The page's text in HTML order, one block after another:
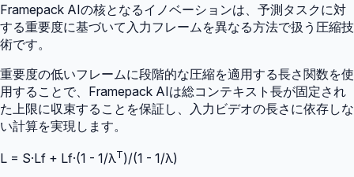
Framepack AIの核となるイノベーションは、予測タスクに対
する重要度に基づいて入力フレームを異なる方法で扱う圧縮技
術です。
重要度の低いフレームに段階的な圧縮を適用する長さ関数を使
用することで、Framepack AIは総コンテキスト長が固定され
た上限に収束することを保証し、入力ビデオの長さに依存しな
い計算を実現します。
L = S·Lf + Lf·(1 - 1/λT)/(1 - 1/λ)